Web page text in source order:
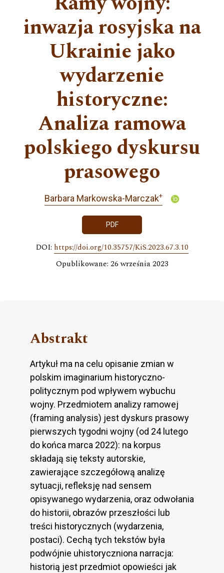
inwazja rosyjska na
Ukrainie jako
wydarzenie
historyczne:
Analiza ramowa
polskiego dyskursu
prasowego
Barbara Markowska-Marczak+
PDF
DOI: https://doi.org/10.35757/KiS.2023.67.3.10
Opublikowane: 26 września 2023
Abstrakt
Artykuł ma na celu opisanie zmian w
polskim imaginarium historyczno-
politycznym pod wpływem wybuchu
wojny. Przedmiotem analizy ramowej
(framing analysis) jest dyskurs prasowy
pierwszych tygodni wojny (od 24 lutego
do końca marca 2022): na korpus
składają się teksty autorskie,
zawierające szczegółową analizę
sytuacji, refleksję nad sensem
opisywanego wydarzenia, oraz odwołania
do historii, obrazów przeszłości lub
treści historycznych (wydarzenia,
postaci). Cechą tych tekstów była
podwójnie uhistoryczniona narracja:
historią jest przedmiot opowieści jak